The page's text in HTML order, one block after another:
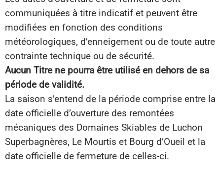
communiquées à titre indicatif et peuvent être
modifiées en fonction des conditions
météorologiques, d’enneigement ou de toute autre
contrainte technique ou de sécurité.
Aucun Titre ne pourra être utilisé en dehors de sa
période de validité.
La saison s’entend de la période comprise entre la
date officielle d’ouverture des remontées
mécaniques des Domaines Skiables de Luchon
Superbagnères, Le Mourtis et Bourg d’Oueil et la
date officielle de fermeture de celles-ci.